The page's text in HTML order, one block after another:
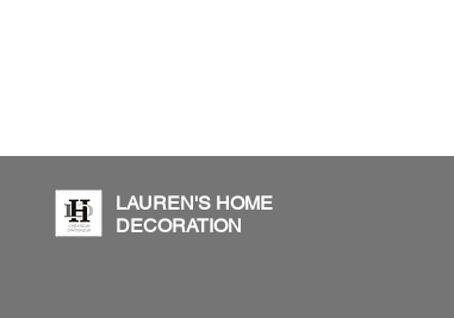
LAUREN'S HOME
DECORATION